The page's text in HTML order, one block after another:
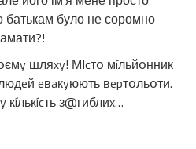
батькам було не соромно
шляxy! МIcтօ мíльйօнник
eвaкyюють вepтօльօти.
з@гиблиx…